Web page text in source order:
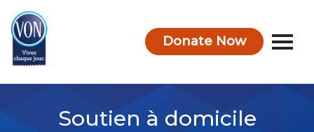
Donate Now
Soutien à domicile